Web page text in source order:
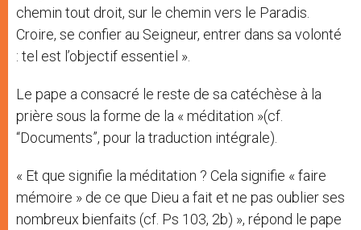
chemin tout droit, sur le chemin vers le Paradis.
Croire, se confier au Seigneur, entrer dans sa volonté
: tel est l’objectif essentiel ».
Le pape a consacré le reste de sa catéchèse à la
prière sous la forme de la « méditation »(cf.
“Documents”, pour la traduction intégrale).
« Et que signifie la méditation ? Cela signifie « faire
mémoire » de ce que Dieu a fait et ne pas oublier ses
nombreux bienfaits (cf. Ps 103, 2b) », répond le pape